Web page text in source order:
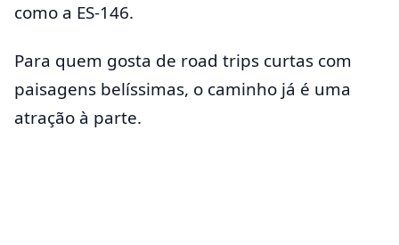
como a ES-146.
Para quem gosta de road trips curtas com
paisagens belíssimas, o caminho já é uma
atração à parte.